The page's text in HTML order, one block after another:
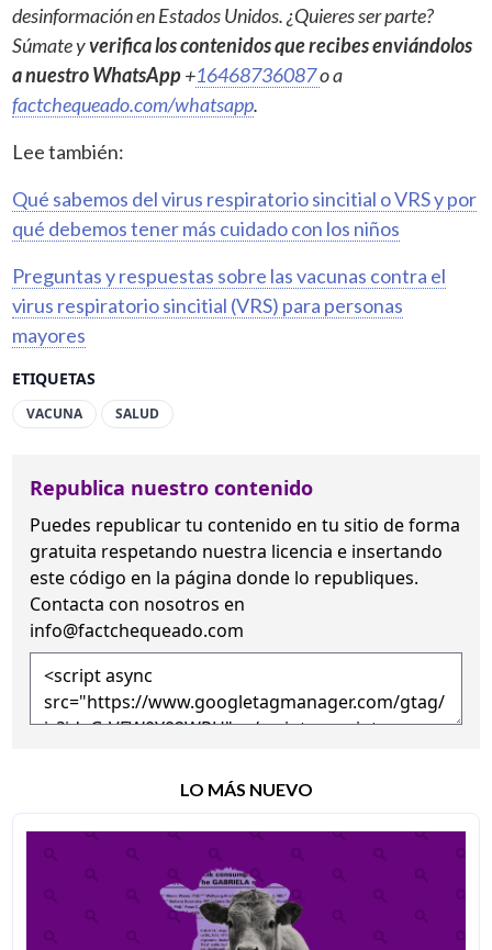
ETIQUETAS
VACUNA SALUD
desinformación en Estados Unidos. ¿Quieres ser parte?
Súmate yverifica los contenidos que recibes enviándolos
a nuestro WhatsApp+16468736087o a
factchequeado.com/whatsapp.
Lee también:
Qué sabemos del virus respiratorio sincitial o VRS y por
qué debemos tener más cuidado con los niños
Preguntas y respuestas sobre las vacunas contra el
virus respiratorio sincitial (VRS) para personas
mayores
Republica nuestro contenido
Puedes republicar tu contenido en tu sitio de forma
gratuita respetando nuestra licencia e insertando
este código en la página donde lo republiques.
Contacta con nosotros en
info@factchequeado.com
LO MÁS NUEVO